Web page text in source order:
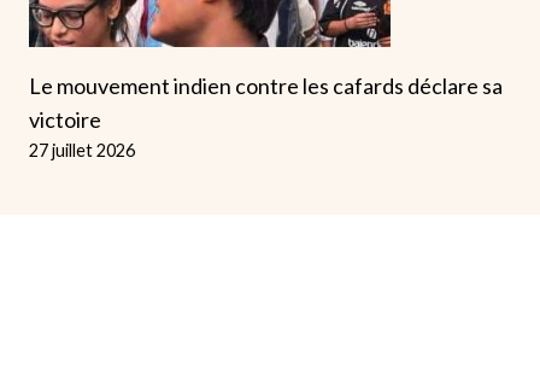
Le mouvement indien contre les cafards déclare sa
victoire
27 juillet 2026